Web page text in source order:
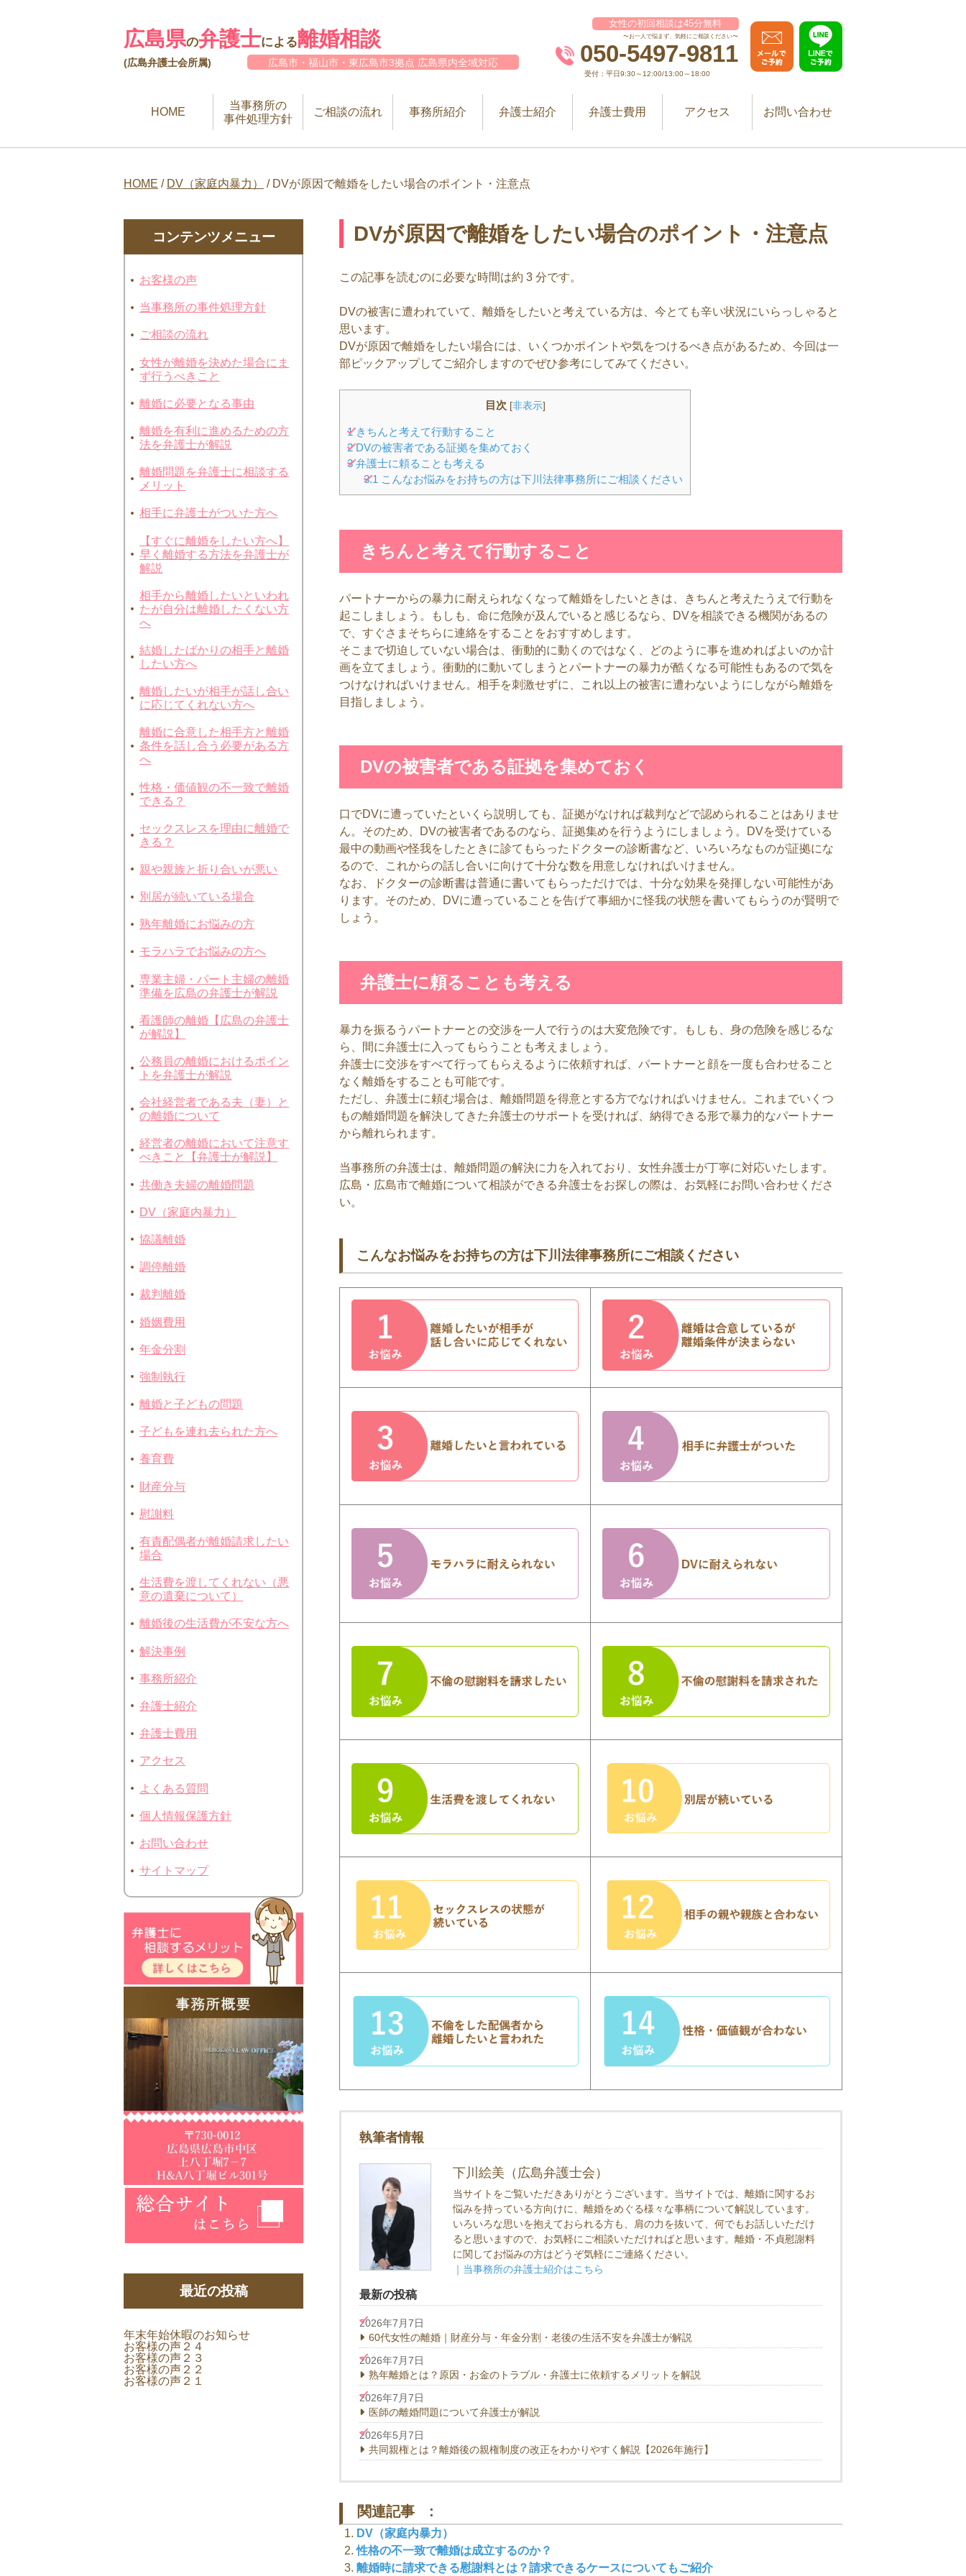
広島県の弁護士による離婚相談
(広島弁護士会所属) 広島市・福山市・東広島市3拠点 広島県内全域対応
女性の初回相談は45分無料
〜お一人で悩まず、気軽にご相談ください〜
050-5497-9811
受付：平日9:30～12:00/13:00～18:00
HOME
当事務所の
事件処理方針
ご相談の流れ 事務所紹介 弁護士紹介 弁護士費用 アクセス お問い合わせ
HOME / DV（家庭内暴力） / DVが原因で離婚をしたい場合のポイント・注意点
コンテンツメニュー
お客様の声
当事務所の事件処理方針
ご相談の流れ
女性が離婚を決めた場合にま
ず行うべきこと
離婚に必要となる事由
離婚を有利に進めるための方
法を弁護士が解説
離婚問題を弁護士に相談する
メリット
相手に弁護士がついた方へ
【すぐに離婚をしたい方へ】
早く離婚する方法を弁護士が
解説
相手から離婚したいといわれ
たが自分は離婚したくない方
へ
結婚したばかりの相手と離婚
したい方へ
離婚したいが相手が話し合い
に応じてくれない方へ
離婚に合意した相手方と離婚
条件を話し合う必要がある方
へ
性格・価値観の不一致で離婚
できる？
セックスレスを理由に離婚で
きる？
親や親族と折り合いが悪い
別居が続いている場合
熟年離婚にお悩みの方
モラハラでお悩みの方へ
専業主婦・パート主婦の離婚
準備を広島の弁護士が解説
看護師の離婚【広島の弁護士
が解説】
公務員の離婚におけるポイン
トを弁護士が解説
会社経営者である夫（妻）と
の離婚について
経営者の離婚において注意す
べきこと【弁護士が解説】
共働き夫婦の離婚問題
DV（家庭内暴力）
協議離婚
調停離婚
裁判離婚
婚姻費用
年金分割
強制執行
離婚と子どもの問題
子どもを連れ去られた方へ
養育費
財産分与
慰謝料
有責配偶者が離婚請求したい
場合
生活費を渡してくれない（悪
意の遺棄について）
離婚後の生活費が不安な方へ
解決事例
事務所紹介
弁護士紹介
弁護士費用
アクセス
よくある質問
個人情報保護方針
お問い合わせ
サイトマップ
最近の投稿
年末年始休暇のお知らせ
お客様の声２４
お客様の声２３
お客様の声２２
お客様の声２１
DVが原因で離婚をしたい場合のポイント・注意点
この記事を読むのに必要な時間は約 3 分です。
DVの被害に遭われていて、離婚をしたいと考えている方は、今とても辛い状況にいらっしゃると
思います。
DVが原因で離婚をしたい場合には、いくつかポイントや気をつけるべき点があるため、今回は一
部ピックアップしてご紹介しますのでぜひ参考にしてみてください。
目次 [非表示]
1きちんと考えて行動すること
2DVの被害者である証拠を集めておく
3弁護士に頼ることも考える
3.1 こんなお悩みをお持ちの方は下川法律事務所にご相談ください
きちんと考えて行動すること
パートナーからの暴力に耐えられなくなって離婚をしたいときは、きちんと考えたうえで行動を
起こしましょう。もしも、命に危険が及んでいると感じるなら、DVを相談できる機関があるの
で、すぐさまそちらに連絡をすることをおすすめします。
そこまで切迫していない場合は、衝動的に動くのではなく、どのように事を進めればよいのか計
画を立てましょう。衝動的に動いてしまうとパートナーの暴力が酷くなる可能性もあるので気を
つけなければいけません。相手を刺激せずに、これ以上の被害に遭わないようにしながら離婚を
目指しましょう。
DVの被害者である証拠を集めておく
口でDVに遭っていたといくら説明しても、証拠がなければ裁判などで認められることはありませ
ん。そのため、DVの被害者であるのなら、証拠集めを行うようにしましょう。DVを受けている
最中の動画や怪我をしたときに診てもらったドクターの診断書など、いろいろなものが証拠にな
るので、これからの話し合いに向けて十分な数を用意しなければいけません。
なお、ドクターの診断書は普通に書いてもらっただけでは、十分な効果を発揮しない可能性があ
ります。そのため、DVに遭っていることを告げて事細かに怪我の状態を書いてもらうのが賢明で
しょう。
弁護士に頼ることも考える
暴力を振るうパートナーとの交渉を一人で行うのは大変危険です。もしも、身の危険を感じるな
ら、間に弁護士に入ってもらうことも考えましょう。
弁護士に交渉をすべて行ってもらえるように依頼すれば、パートナーと顔を一度も合わせること
なく離婚をすることも可能です。
ただし、弁護士に頼む場合は、離婚問題を得意とする方でなければいけません。これまでいくつ
もの離婚問題を解決してきた弁護士のサポートを受ければ、納得できる形で暴力的なパートナー
から離れられます。
当事務所の弁護士は、離婚問題の解決に力を入れており、女性弁護士が丁寧に対応いたします。
広島・広島市で離婚について相談ができる弁護士をお探しの際は、お気軽にお問い合わせくださ
い。
こんなお悩みをお持ちの方は下川法律事務所にご相談ください
執筆者情報
下川絵美（広島弁護士会）
当サイトをご覧いただきありがとうございます。当サイトでは、離婚に関するお
悩みを持っている方向けに、離婚をめぐる様々な事柄について解説しています。
いろいろな思いを抱えておられる方も、肩の力を抜いて、何でもお話しいただけ
ると思いますので、お気軽にご相談いただければと思います。離婚・不貞慰謝料
に関してお悩みの方はどうぞ気軽にご連絡ください。
｜当事務所の弁護士紹介はこちら
最新の投稿
2026年7月7日
60代女性の離婚｜財産分与・年金分割・老後の生活不安を弁護士が解説
2026年7月7日
熟年離婚とは？原因・お金のトラブル・弁護士に依頼するメリットを解説
2026年7月7日
医師の離婚問題について弁護士が解説
2026年5月7日
共同親権とは？離婚後の親権制度の改正をわかりやすく解説【2026年施行】
関連記事 :
DV（家庭内暴力）
性格の不一致で離婚は成立するのか？
離婚時に請求できる慰謝料とは？請求できるケースについてもご紹介